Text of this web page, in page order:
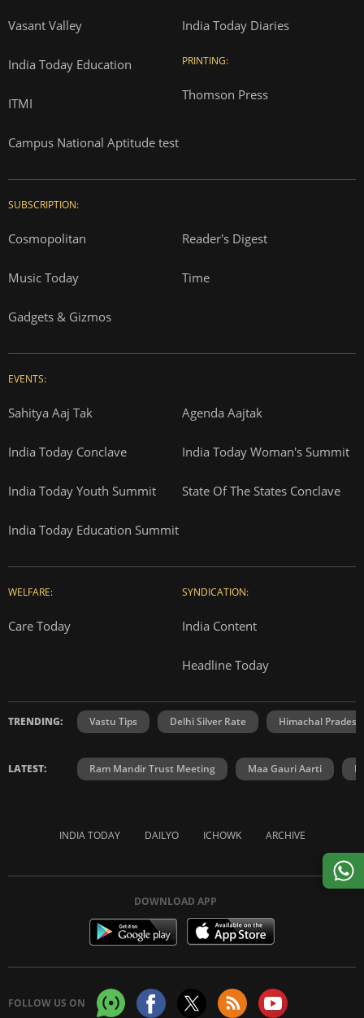
Vasant Valley
India Today Education
ITMI
Campus National Aptitude test
India Today Diaries
PRINTING:
Thomson Press
SUBSCRIPTION:
Cosmopolitan Reader's Digest
Music Today Time
Gadgets & Gizmos
EVENTS:
Sahitya Aaj Tak Agenda Aajtak
India Today Conclave India Today Woman's Summit
India Today Youth Summit State Of The States Conclave
India Today Education Summit
WELFARE:
Care Today
SYNDICATION:
India Content
Headline Today
TRENDING: Vastu Tips Delhi Silver Rate Himachal
LATEST: Ram Mandir Trust Meeting Maa Gauri Aarti
INDIA TODAY DAILYO ICHOWK ARCHIVE
DOWNLOAD APP
FOLLOW US ON